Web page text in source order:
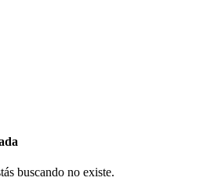
buscando no existe.